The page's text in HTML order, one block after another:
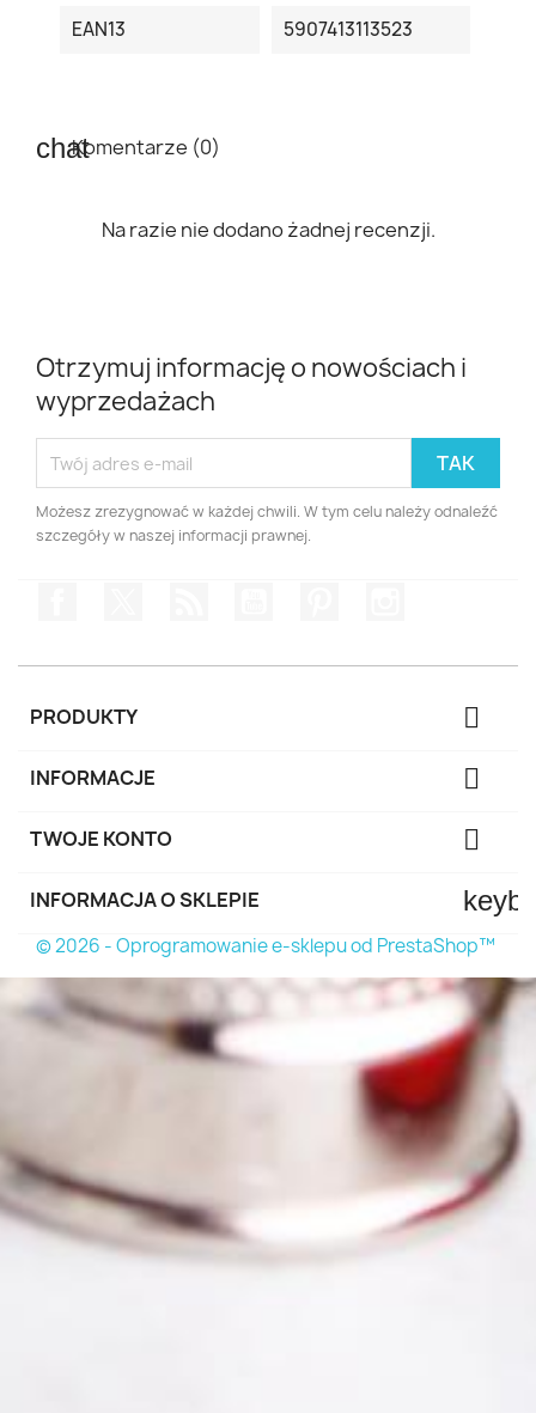
EAN13
5907413113523
Komentarze (0)
Na razie nie dodano żadnej recenzji.
Otrzymuj informację o nowościach i
wyprzedażach
Możesz zrezygnować w każdej chwili. W tym celu należy odnaleźć
szczegóły w naszej informacji prawnej.
PRODUKTY 
INFORMACJE 
TWOJE KONTO 
INFORMACJA O SKLEPIE
© 2026 - Oprogramowanie e-sklepu od PrestaShop™